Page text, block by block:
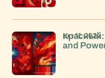
Красный:
and
окт 11, 2024